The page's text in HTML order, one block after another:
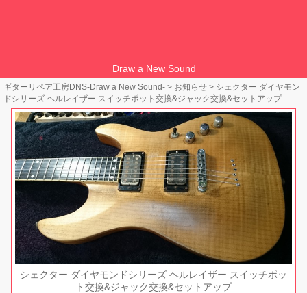
Draw a New Sound
ギターリペア工房DNS-Draw a New Sound- > お知らせ > シェクター ダイヤモン
ドシリーズ ヘルレイザー スイッチポット交換&ジャック交換&セットアップ
シェクター ダイヤモンドシリーズ ヘルレイザー スイッチポッ
ト交換&ジャック交換&セットアップ